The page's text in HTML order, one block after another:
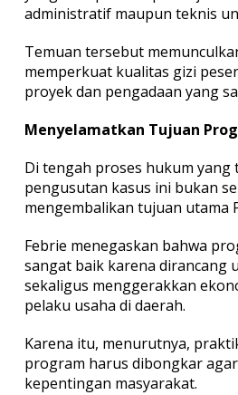
administratif maupun teknis
Temuan tersebut
memperkuat kualitas gizi
proyek dan pengadaan yang
Menyelamatkan Tujuan
Di tengah proses hukum yang
pengusutan kasus ini bukan
mengembalikan tujuan utama
Febrie menegaskan bahwa
sangat baik karena dirancang
sekaligus menggerakkan
pelaku usaha di daerah.
Karena itu, menurutnya,
program harus dibongkar
kepentingan masyarakat.